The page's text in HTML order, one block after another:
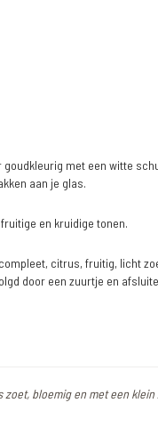
goudkleurig met een witte
aan je glas.
fruitige en kruidige tonen.
citrus, fruitig, licht
door een zuurtje en
zoet, bloemig en met een klein